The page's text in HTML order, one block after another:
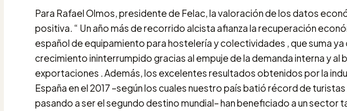
Para Rafael Olmos, presidente de Felac, la valoración de los datos
positiva. “ Un año más de recorrido alcista afianza la recuperación
español de equipamiento para hostelería y colectividades , que suma
crecimiento ininterrumpido gracias al empuje de la demanda interna y al
exportaciones . Además, los excelentes resultados obtenidos por la
España en el 2017 –según los cuales nuestro país batió récord de
pasando a ser el segundo destino mundial– han beneficiado a un sector